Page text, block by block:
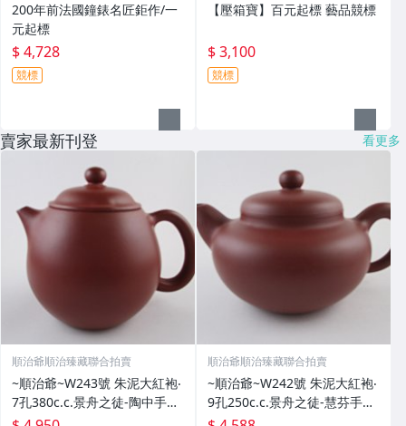
200年前法國鐘錶名匠鉅作/一
元起標
$ 4,728
競標
【壓箱寶】百元起標 藝品競標
$ 3,100
競標
賣家最新刊登 看更多
順治爺順治臻藏聯合拍賣
~順治爺~W243號 朱泥大紅袍‧
7孔380c.c.景舟之徒-陶中手製
@4950元(壺蓋)
順治爺順治臻藏聯合拍賣
~順治爺~W242號 朱泥大紅袍‧
9孔250c.c.景舟之徒-慧芬手製
@4588元起標